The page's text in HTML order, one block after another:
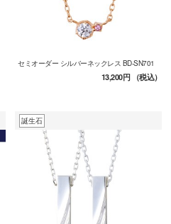
セミオーダー シルバーネックレス BD-SN701
13,200円（税込）
誕生石